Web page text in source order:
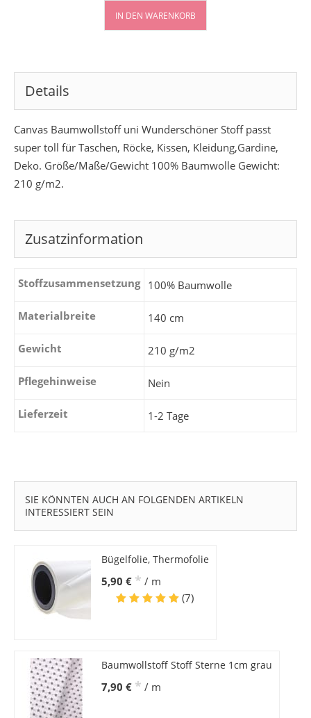
IN DEN WARENKORB
Details
Canvas Baumwollstoff uni Wunderschöner Stoff passt
super toll für Taschen, Röcke, Kissen, Kleidung,Gardine,
Deko. Größe/Maße/Gewicht 100% Baumwolle Gewicht:
210 g/m2.
Zusatzinformation
Stoffzusammensetzung 100% Baumwolle
Materialbreite 140 cm
Gewicht 210 g/m2
Pflegehinweise Nein
Lieferzeit 1-2 Tage
SIE KÖNNTEN AUCH AN FOLGENDEN ARTIKELN
INTERESSIERT SEIN
Bügelfolie, Thermofolie
5,90 € * / m
(7)
Baumwollstoff Stoff Sterne 1cm grau
7,90 € * / m